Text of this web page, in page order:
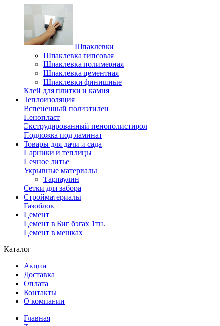
Шпаклевки
Шпаклевка гипсовая
Шпаклевка полимерная
Шпаклевка цементная
Шпаклевки финишные
Клей для плитки и камня
Теплоизоляция
Вспененный полиэтилен
Пенопласт
Экструдированный пенополистирол
Подложка под ламинат
Товары для дачи и сада
Парники и теплицы
Печное литье
Укрывные материалы
Тарпаулин
Сетки для забора
Стройматериалы
Газоблок
Цемент
Цемент в Биг бэгах 1тн.
Цемент в мешках
Каталог
Акции
Доставка
Оплата
Контакты
О компании
Главная